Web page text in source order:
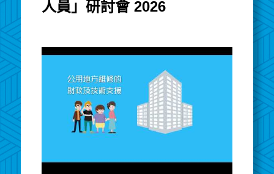
人員」研討會 2026